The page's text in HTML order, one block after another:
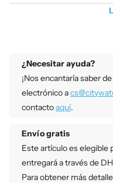
¿Necesitar ayuda?
¡Nos encantaría saber
electrónico a
contactoaquí.
Envío gratis
Este artículo es elegible
entregará a través de
Para obtener más